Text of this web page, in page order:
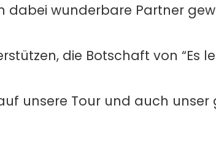
dabei wunderbare Partner
die Botschaft von “Es
unsere Tour und auch unser